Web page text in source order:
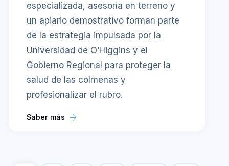
especializada, asesoría en terreno y
un apiario demostrativo forman parte
de la estrategia impulsada por la
Universidad de O’Higgins y el
Gobierno Regional para proteger la
salud de las colmenas y
profesionalizar el rubro.
Saber más